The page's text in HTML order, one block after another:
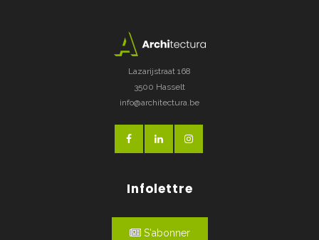
Lazarijstraat 168
3500 Hasselt
info@architectura.be
Infolettre
S'abonner